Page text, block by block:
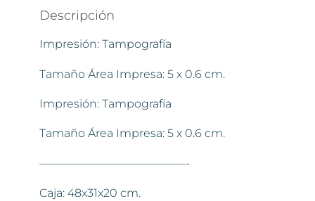
Descripción
Impresión: Tampografía
Tamaño Área Impresa: 5 x 0.6 cm.
Impresión: Tampografía
Tamaño Área Impresa: 5 x 0.6 cm.
—————————————-
Caja: 48x31x20 cm.